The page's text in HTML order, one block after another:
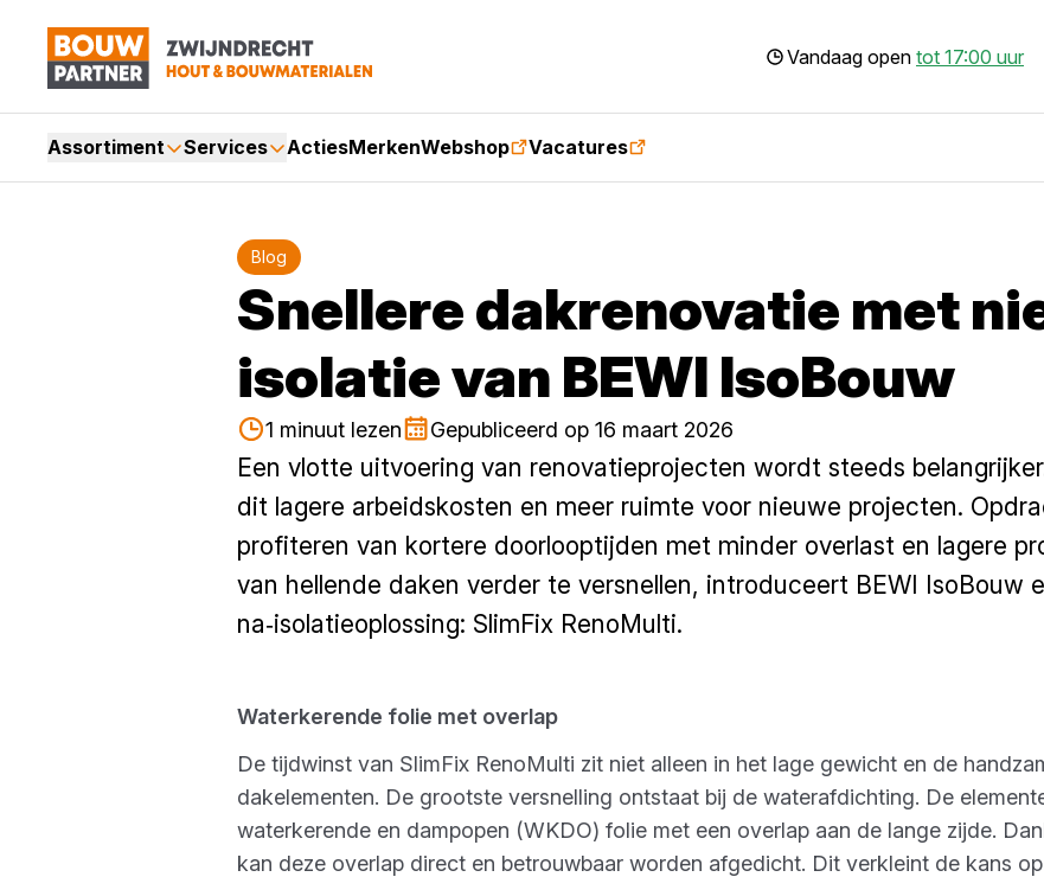
Vandaag open tot 17:00 uur
Assortiment Services ActiesMerkenWebshop Vacatures
Blog
Snellere dakrenovatie met
isolatie van BEWI IsoBouw
1 minuut lezen Gepubliceerd op 16 maart 2026
Een vlotte uitvoering van renovatieprojecten wordt steeds
dit lagere arbeidskosten en meer ruimte voor nieuwe projecten.
profiteren van kortere doorlooptijden met minder overlast en lagere
van hellende daken verder te versnellen, introduceert BEWI IsoBouw
na‑isolatieoplossing: SlimFix RenoMulti.
Waterkerende folie met overlap
De tijdwinst van SlimFix RenoMulti zit niet alleen in het lage gewicht en de
dakelementen. De grootste versnelling ontstaat bij de waterafdichting. De
waterkerende en dampopen (WKDO) folie met een overlap aan de lange zijde.
kan deze overlap direct en betrouwbaar worden afgedicht. Dit verkleint de kans